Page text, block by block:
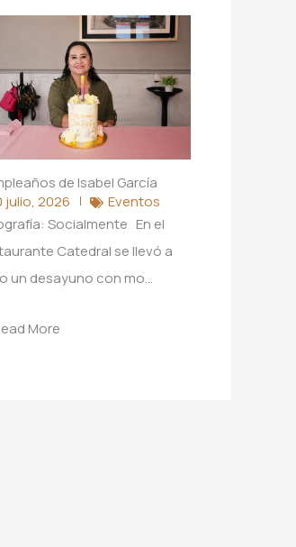
de Isabel García
julio, 2026
Eventos
Socialmente En el
Catedral se llevó a
un desayuno con mo…
More